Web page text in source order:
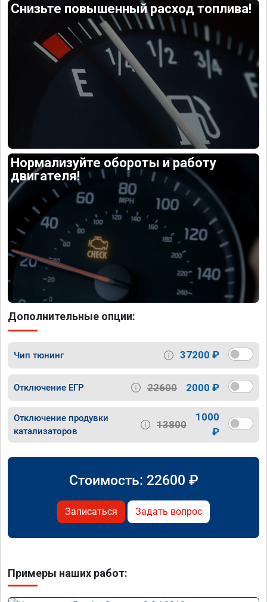
Снизьте повышенный расход топлива!
Нормализуйте обороты и работу
двигателя!
Дополнительные опции:
Чип тюнинг 37200 ₽
Отключение ЕГР 22600 2000 ₽
Отключение продувки
катализаторов
13800
1000
₽
Стоимость: 22600 ₽
Записаться Задать вопрос
Примеры наших работ: